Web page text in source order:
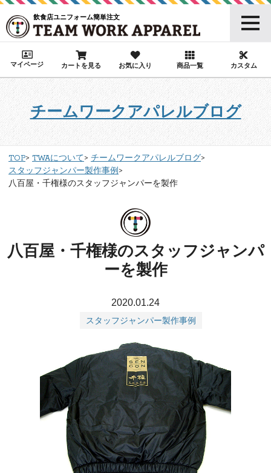
飲食店ユニフォーム簡単注文
マイページ カートを見る お気に入り 商品一覧 カスタム
チームワークアパレルブログ
TOP TWAについて
チームワークアパレルブログ
スタッフジャンパー製作事例
八百屋・千権様のスタッフジャンパーを製作
八百屋・千権様のスタッフジャンパ
ーを製作
2020.01.24
スタッフジャンパー製作事例